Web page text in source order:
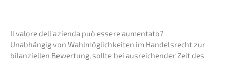
Il valore dell’a­zi­en­da può essere aumentato?
Unabhän­gig von Wahlmög­lich­kei­ten im Handels­recht zur
bilan­zi­el­len Bewer­tung, sollte bei ausrei­chen­der Zeit des